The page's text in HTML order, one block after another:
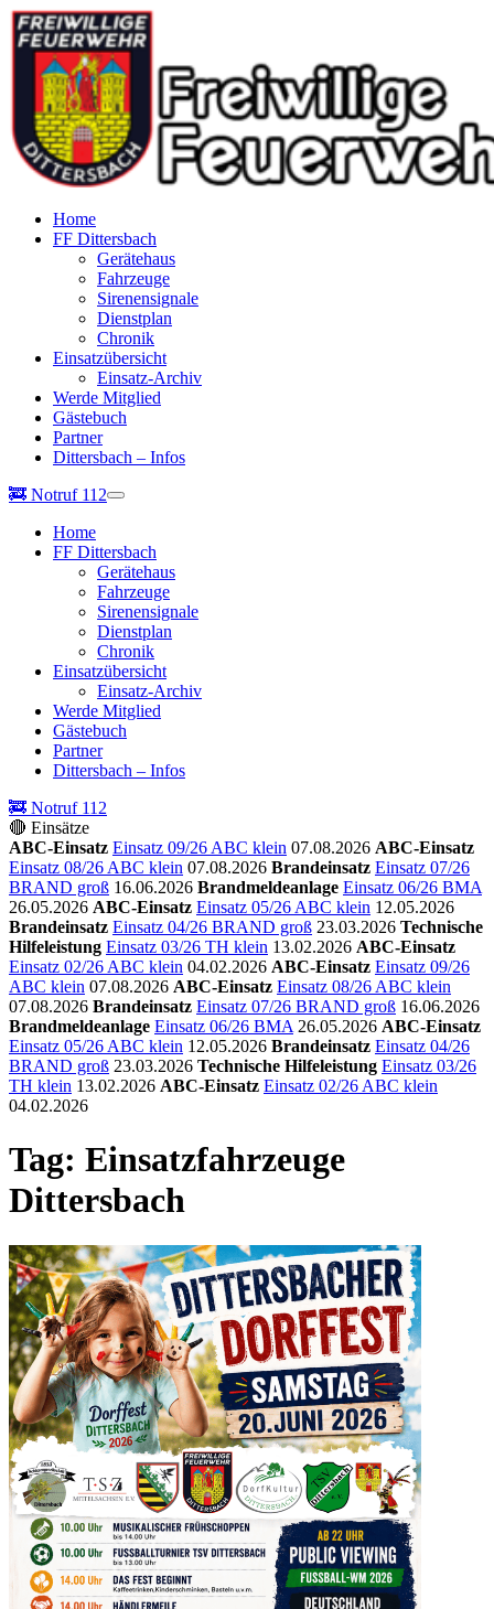
Home
FF Dittersbach
Gerätehaus
Fahrzeuge
Sirenensignale
Dienstplan
Chronik
Einsatzübersicht
Einsatz-Archiv
Werde Mitglied
Gästebuch
Partner
Dittersbach – Infos
🚒 Notruf 112
Home
FF Dittersbach
Gerätehaus
Fahrzeuge
Sirenensignale
Dienstplan
Chronik
Einsatzübersicht
Einsatz-Archiv
Werde Mitglied
Gästebuch
Partner
Dittersbach – Infos
🚒 Notruf 112
🔴 Einsätze
ABC-Einsatz Einsatz 09/26 ABC klein 07.08.2026 ABC-Einsatz
Einsatz 08/26 ABC klein 07.08.2026 Brandeinsatz Einsatz 07/26
BRAND groß 16.06.2026 Brandmeldeanlage Einsatz 06/26 BMA
26.05.2026 ABC-Einsatz Einsatz 05/26 ABC klein 12.05.2026
Brandeinsatz Einsatz 04/26 BRAND groß 23.03.2026 Technische
Hilfeleistung Einsatz 03/26 TH klein 13.02.2026 ABC-Einsatz
Einsatz 02/26 ABC klein 04.02.2026 ABC-Einsatz Einsatz 09/26
ABC klein 07.08.2026 ABC-Einsatz Einsatz 08/26 ABC klein
07.08.2026 Brandeinsatz Einsatz 07/26 BRAND groß 16.06.2026
Brandmeldeanlage Einsatz 06/26 BMA 26.05.2026 ABC-Einsatz
Einsatz 05/26 ABC klein 12.05.2026 Brandeinsatz Einsatz 04/26
BRAND groß 23.03.2026 Technische Hilfeleistung Einsatz 03/26
TH klein 13.02.2026 ABC-Einsatz Einsatz 02/26 ABC klein
04.02.2026
Tag: Einsatzfahrzeuge
Dittersbach